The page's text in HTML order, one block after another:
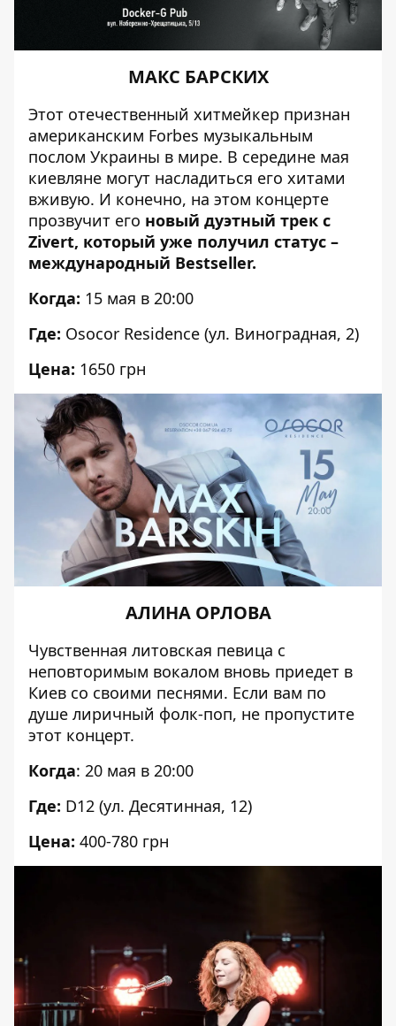
МАКС БАРСКИХ
Этот отечественный хитмейкер признан
американским Forbes музыкальным
послом Украины в мире. В середине мая
киевляне могут насладиться его хитами
вживую. И конечно, на этом концерте
прозвучит его новый дуэтный трек с
Zivert, который уже получил статус –
международный Bestseller.
Когда: 15 мая в 20:00
Где: Osocor Residence (ул. Виноградная, 2)
Цена: 1650 грн
АЛИНА ОРЛОВА
Чувственная литовская певица с
неповторимым вокалом вновь приедет в
Киев со своими песнями. Если вам по
душе лиричный фолк-поп, не пропустите
этот концерт.
Когда: 20 мая в 20:00
Где: D12 (ул. Десятинная, 12)
Цена: 400-780 грн